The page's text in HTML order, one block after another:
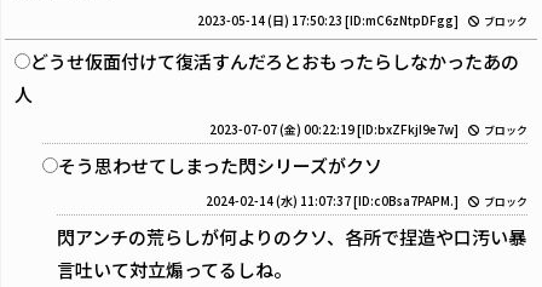
2023-05-14 (日) 17:50:23 [ID:mC6zNtpDFgg] ブロック
どうせ仮面付けて復活すんだろとおもったらしなかったあの
人
2023-07-07 (金) 00:22:19[ID:bxZFkjI9e7w] ブロック
そう思わせてしまった閃シリーズがクソ
2024-02-14 (水) 11:07:37[ID:c0Bsa7PAPM.] ブロック
閃アンチの荒らしが何よりのクソ、各所で捏造や口汚い暴
言吐いて対立煽ってるしね。